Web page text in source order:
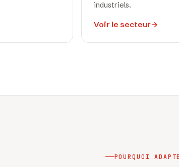
industriels.
Voir le secteur→
POURQUOI